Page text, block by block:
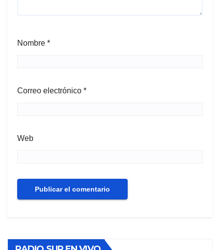
Nombre *
Correo electrónico *
Web